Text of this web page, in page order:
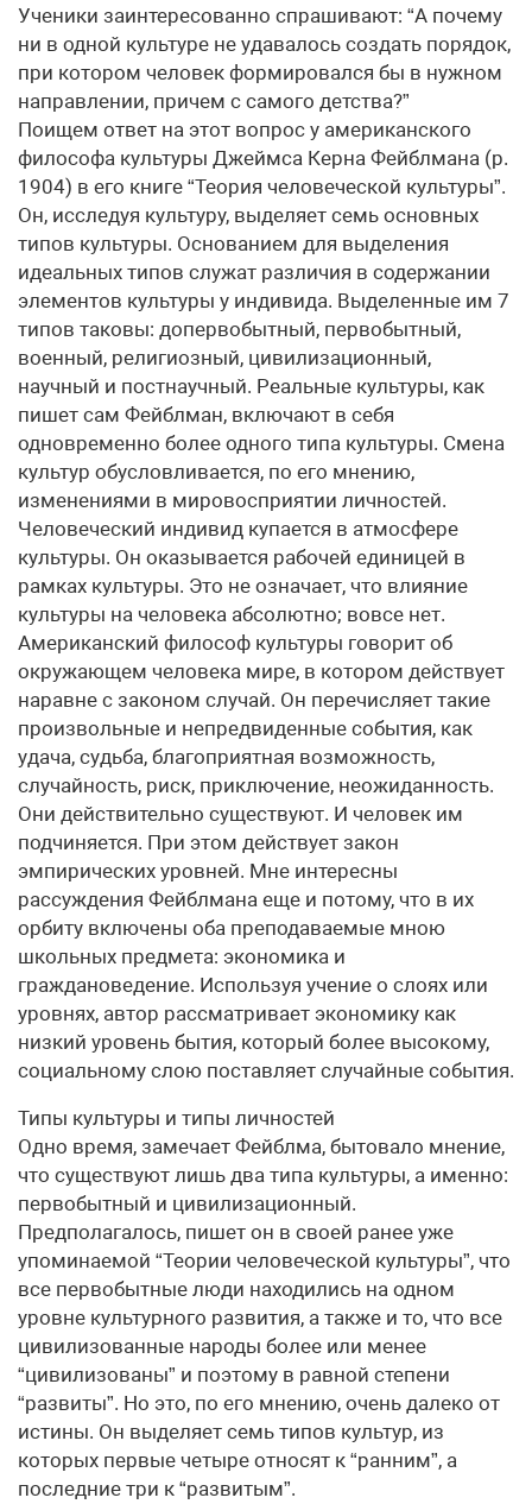
Ученики заинтересованно спрашивают: “А почему
ни в одной культуре не удавалось создать порядок,
при котором человек формировался бы в нужном
направлении, причем с самого детства?”
Поищем ответ на этот вопрос у американского
философа культуры Джеймса Керна Фейблмана (р.
1904) в его книге “Теория человеческой культуры”.
Он, исследуя культуру, выделяет семь основных
типов культуры. Основанием для выделения
идеальных типов служат различия в содержании
элементов культуры у индивида. Выделенные им 7
типов таковы: допервобытный, первобытный,
военный, религиозный, цивилизационный,
научный и постнаучный. Реальные культуры, как
пишет сам Фейблман, включают в себя
одновременно более одного типа культуры. Смена
культур обусловливается, по его мнению,
изменениями в мировосприятии личностей.
Человеческий индивид купается в атмосфере
культуры. Он оказывается рабочей единицей в
рамках культуры. Это не означает, что влияние
культуры на человека абсолютно; вовсе нет.
Американский философ культуры говорит об
окружающем человека мире, в котором действует
наравне с законом случай. Он перечисляет такие
произвольные и непредвиденные события, как
удача, судьба, благоприятная возможность,
случайность, риск, приключение, неожиданность.
Они действительно существуют. И человек им
подчиняется. При этом действует закон
эмпирических уровней. Мне интересны
рассуждения Фейблмана еще и потому, что в их
орбиту включены оба преподаваемые мною
школьных предмета: экономика и
граждановедение. Используя учение о слоях или
уровнях, автор рассматривает экономику как
низкий уровень бытия, который более высокому,
социальному слою поставляет случайные события.
Типы культуры и типы личностей
Одно время, замечает Фейблма, бытовало мнение,
что существуют лишь два типа культуры, а именно:
первобытный и цивилизационный.
Предполагалось, пишет он в своей ранее уже
упоминаемой “Теории человеческой культуры”, что
все первобытные люди находились на одном
уровне культурного развития, а также и то, что все
цивилизованные народы более или менее
“цивилизованы” и поэтому в равной степени
“развиты”. Но это, по его мнению, очень далеко от
истины. Он выделяет семь типов культур, из
которых первые четыре относят к “ранним”, а
последние три к “развитым”.